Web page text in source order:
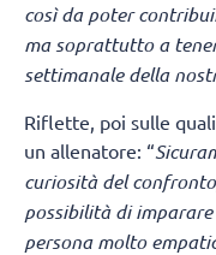
così da poter
ma soprattutto a
settimanale della
Riflette, poi sulle
un allenatore: “
curiosità del
possibilità di
persona molto